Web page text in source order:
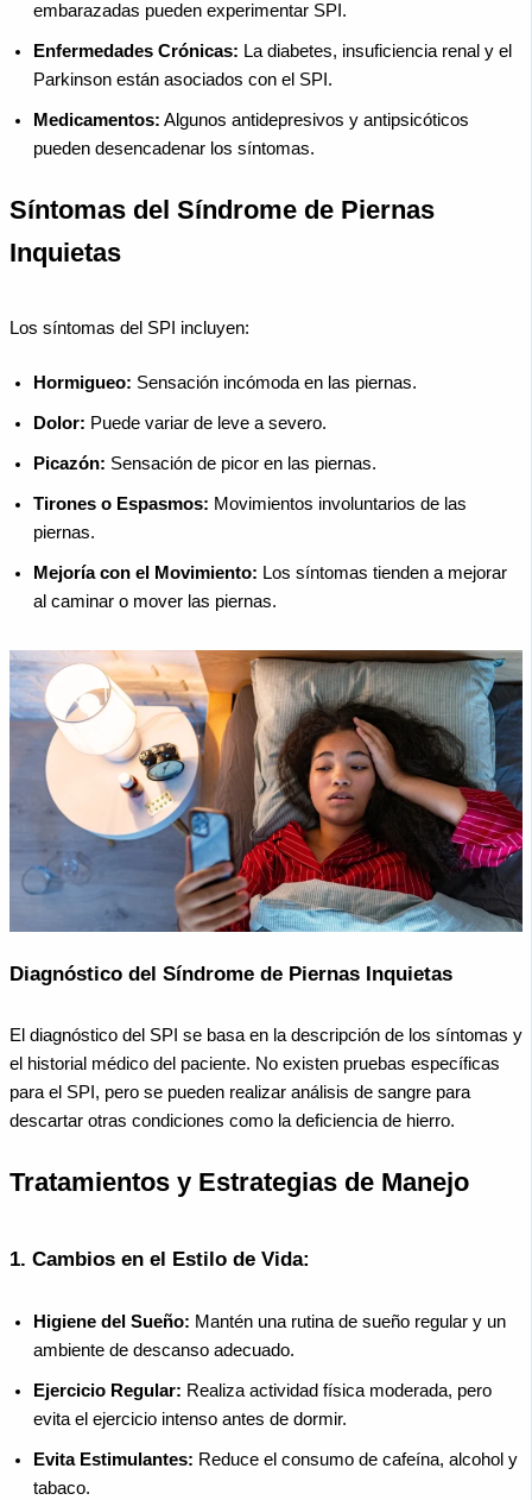
embarazadas pueden experimentar SPI.
Enfermedades Crónicas: La diabetes, insuficiencia renal y el
Parkinson están asociados con el SPI.
Medicamentos: Algunos antidepresivos y antipsicóticos
pueden desencadenar los síntomas.
Síntomas del Síndrome de Piernas
Inquietas
Los síntomas del SPI incluyen:
Hormigueo: Sensación incómoda en las piernas.
Dolor: Puede variar de leve a severo.
Picazón: Sensación de picor en las piernas.
Tirones o Espasmos: Movimientos involuntarios de las
piernas.
Mejoría con el Movimiento: Los síntomas tienden a mejorar
al caminar o mover las piernas.
Diagnóstico del Síndrome de Piernas Inquietas
El diagnóstico del SPI se basa en la descripción de los síntomas y
el historial médico del paciente. No existen pruebas específicas
para el SPI, pero se pueden realizar análisis de sangre para
descartar otras condiciones como la deficiencia de hierro.
Tratamientos y Estrategias de Manejo
1. Cambios en el Estilo de Vida:
Higiene del Sueño: Mantén una rutina de sueño regular y un
ambiente de descanso adecuado.
Ejercicio Regular: Realiza actividad física moderada, pero
evita el ejercicio intenso antes de dormir.
Evita Estimulantes: Reduce el consumo de cafeína, alcohol y
tabaco.